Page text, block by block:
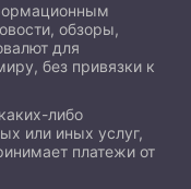
обзоры,
для
без привязки к
либо
или иных услуг,
платежи от